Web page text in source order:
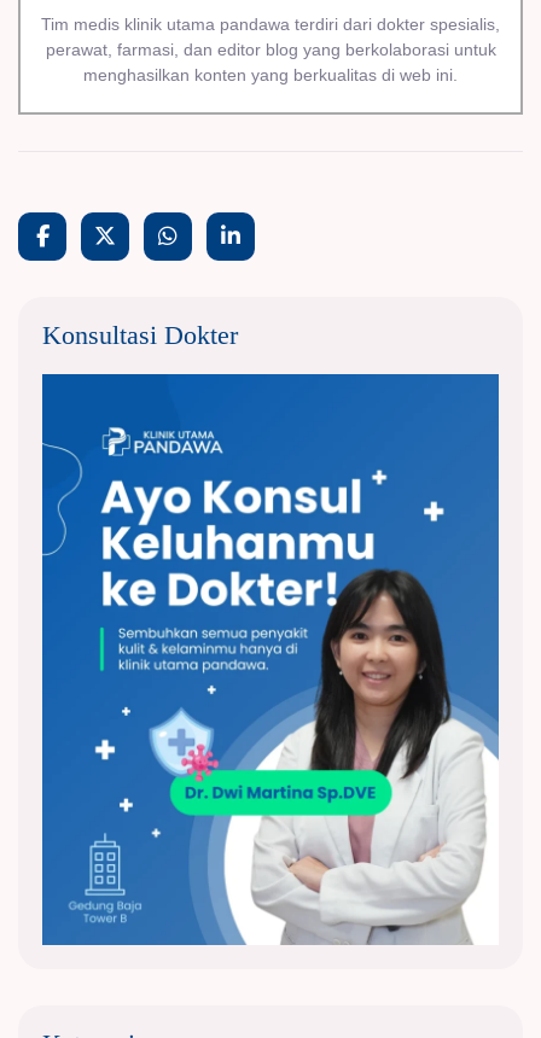
Tim medis klinik utama pandawa terdiri dari dokter spesialis,
perawat, farmasi, dan editor blog yang berkolaborasi untuk
menghasilkan konten yang berkualitas di web ini.
Konsultasi Dokter